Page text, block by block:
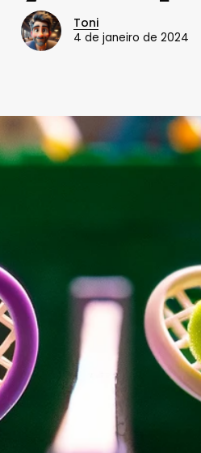
Toni
4 de janeiro de 2024